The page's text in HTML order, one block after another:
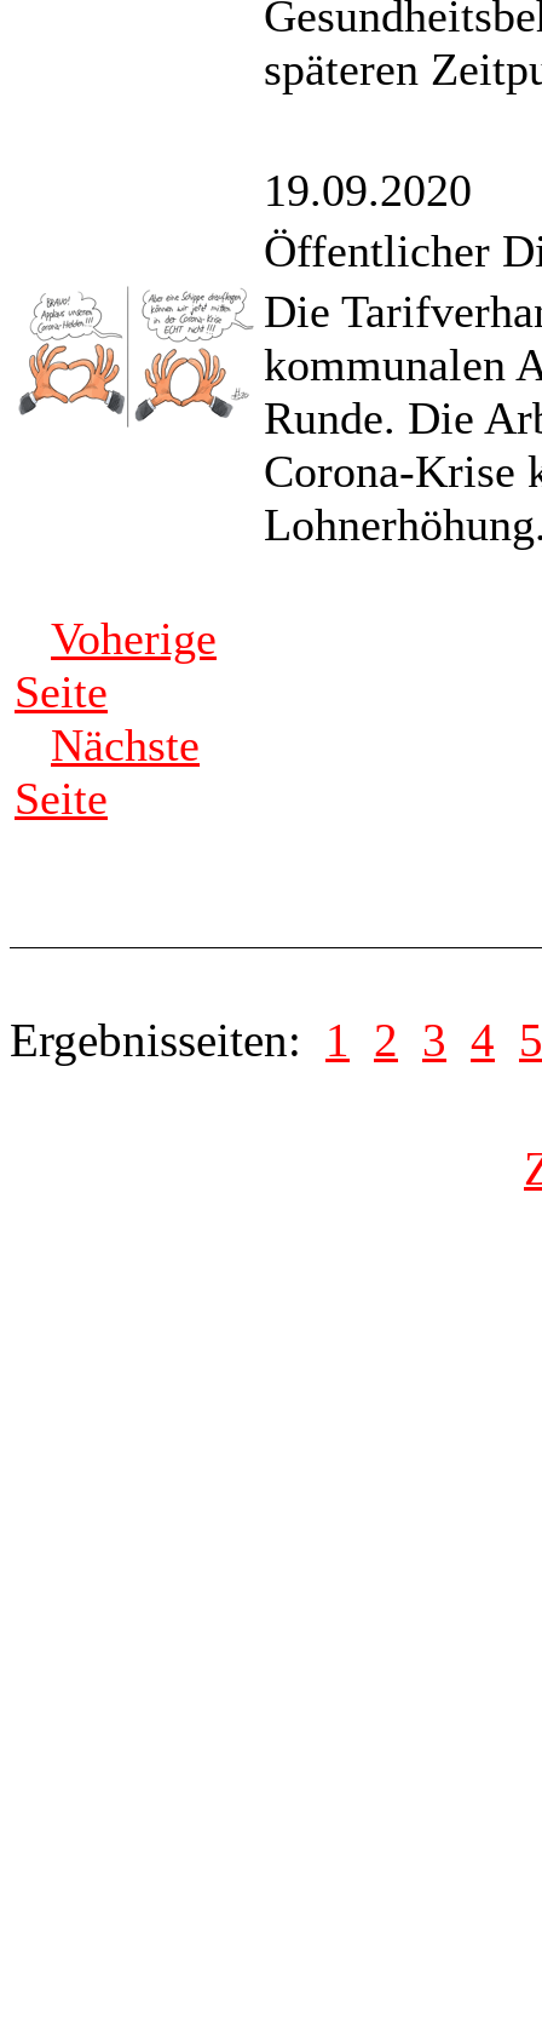
späteren
19.09.2020
Öffentlicher
Die
kommunalen
Runde. Die
Corona-Krise
Voherige
Seite
Nächste
Seite
Ergebnisseiten: 1 2 3 4 5